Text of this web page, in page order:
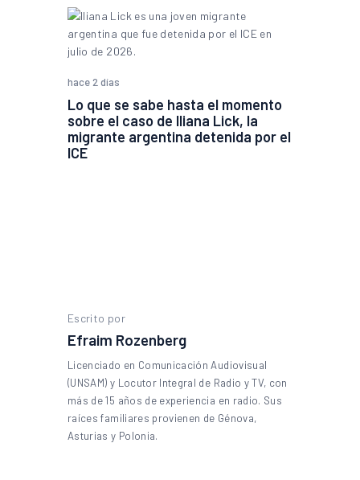
hace 2 días
Lo que se sabe hasta el momento
sobre el caso de Iliana Lick, la
migrante argentina detenida por el
ICE
Escrito por
Efraim Rozenberg
Licenciado en Comunicación Audiovisual
(UNSAM) y Locutor Integral de Radio y TV, con
más de 15 años de experiencia en radio. Sus
raíces familiares provienen de Génova,
Asturias y Polonia.